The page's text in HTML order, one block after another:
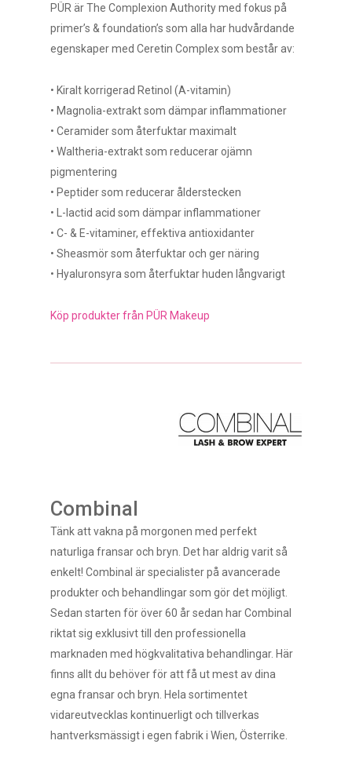
PÜR är The Complexion Authority med fokus på
primer’s & foundation’s som alla har hudvårdande
egenskaper med Ceretin Complex som består av:
• Kiralt korrigerad Retinol (A-vitamin)
• Magnolia-extrakt som dämpar inflammationer
• Ceramider som återfuktar maximalt
• Waltheria-extrakt som reducerar ojämn
pigmentering
• Peptider som reducerar ålderstecken
• L-lactid acid som dämpar inflammationer
• C- & E-vitaminer, effektiva antioxidanter
• Sheasmör som återfuktar och ger näring
• Hyaluronsyra som återfuktar huden långvarigt
Köp produkter från PÜR Makeup
Combinal
Tänk att vakna på morgonen med perfekt
naturliga fransar och bryn. Det har aldrig varit så
enkelt! Combinal är specialister på avancerade
produkter och behandlingar som gör det möjligt.
Sedan starten för över 60 år sedan har Combinal
riktat sig exklusivt till den professionella
marknaden med högkvalitativa behandlingar. Här
finns allt du behöver för att få ut mest av dina
egna fransar och bryn. Hela sortimentet
vidareutvecklas kontinuerligt och tillverkas
hantverksmässigt i egen fabrik i Wien, Österrike.